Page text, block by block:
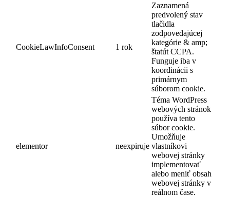
CookieLawInfoConsent 1 rok
Zaznamená
predvolený stav
tlačidla
zodpovedajúcej
kategórie & amp;
štatút CCPA.
Funguje iba v
koordinácii s
primárnym
súborom cookie.
elementor neexpiruje
Téma WordPress
webových stránok
používa tento
súbor cookie.
Umožňuje
vlastníkovi
webovej stránky
implementovať
alebo meniť obsah
webovej stránky v
reálnom čase.